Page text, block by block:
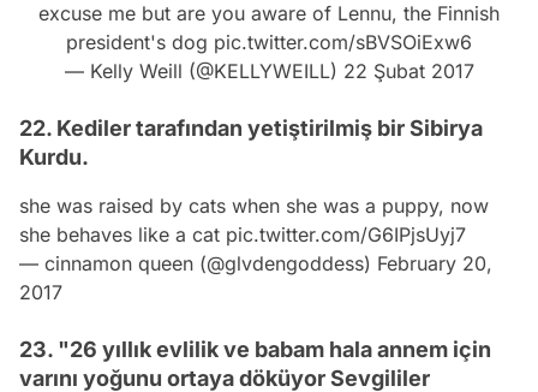
excuse me but are you aware of Lennu, the Finnish
president's dog pic.twitter.com/sBVSOiExw6
— Kelly Weill (@KELLYWEILL) 22 Şubat 2017
22. Kediler tarafından yetiştirilmiş bir Sibirya
Kurdu.
she was raised by cats when she was a puppy, now
she behaves like a cat pic.twitter.com/G6IPjsUyj7
— cinnamon queen (@glvdengoddess) February 20,
2017
23. "26 yıllık evlilik ve babam hala annem için
varını yoğunu ortaya döküyor Sevgililer